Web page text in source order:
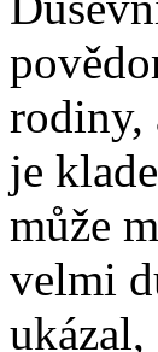
rodiny,
je
může
velmi